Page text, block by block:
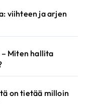
viihteen ja arjen
Miten hallita
on tietää milloin